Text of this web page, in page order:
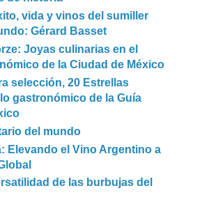
vida y vinos del sumiller
Gérard Basset
Joyas culinarias en el
de la Ciudad de México
selección, 20 Estrellas
gastronómico de la Guía
del mundo
Elevando el Vino Argentino a
de las burbujas del